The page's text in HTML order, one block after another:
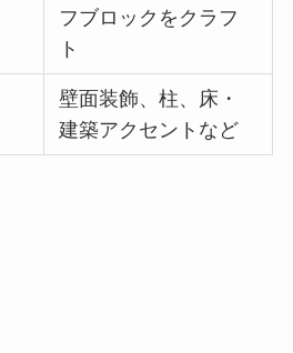
フブロックをクラフ
ト
壁面装飾、柱、床・
建築アクセントなど